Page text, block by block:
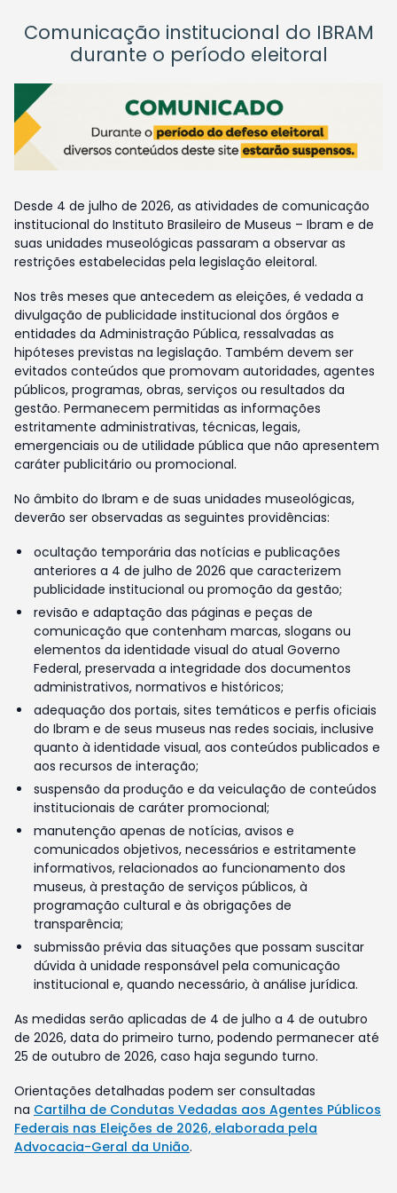
Comunicação institucional do IBRAM
durante o período eleitoral
Desde 4 de julho de 2026, as atividades de comunicação
institucional do Instituto Brasileiro de Museus – Ibram e de
suas unidades museológicas passaram a observar as
restrições estabelecidas pela legislação eleitoral.
Nos três meses que antecedem as eleições, é vedada a
divulgação de publicidade institucional dos órgãos e
entidades da Administração Pública, ressalvadas as
hipóteses previstas na legislação. Também devem ser
evitados conteúdos que promovam autoridades, agentes
públicos, programas, obras, serviços ou resultados da
gestão. Permanecem permitidas as informações
estritamente administrativas, técnicas, legais,
emergenciais ou de utilidade pública que não apresentem
caráter publicitário ou promocional.
No âmbito do Ibram e de suas unidades museológicas,
deverão ser observadas as seguintes providências:
ocultação temporária das notícias e publicações
anteriores a 4 de julho de 2026 que caracterizem
publicidade institucional ou promoção da gestão;
revisão e adaptação das páginas e peças de
comunicação que contenham marcas, slogans ou
elementos da identidade visual do atual Governo
Federal, preservada a integridade dos documentos
administrativos, normativos e históricos;
adequação dos portais, sites temáticos e perfis oficiais
do Ibram e de seus museus nas redes sociais, inclusive
quanto à identidade visual, aos conteúdos publicados e
aos recursos de interação;
suspensão da produção e da veiculação de conteúdos
institucionais de caráter promocional;
manutenção apenas de notícias, avisos e
comunicados objetivos, necessários e estritamente
informativos, relacionados ao funcionamento dos
museus, à prestação de serviços públicos, à
programação cultural e às obrigações de
transparência;
submissão prévia das situações que possam suscitar
dúvida à unidade responsável pela comunicação
institucional e, quando necessário, à análise jurídica.
As medidas serão aplicadas de 4 de julho a 4 de outubro
de 2026, data do primeiro turno, podendo permanecer até
25 de outubro de 2026, caso haja segundo turno.
Orientações detalhadas podem ser consultadas
na Cartilha de Condutas Vedadas aos Agentes Públicos
Federais nas Eleições de 2026, elaborada pela
Advocacia-Geral da União.